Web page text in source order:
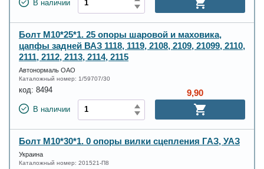
В наличии
Болт М10*25*1. 25 опоры шаровой и маховика,
цапфы задней ВАЗ 1118, 1119, 2108, 2109, 21099, 2110,
2111, 2112, 2113, 2114, 2115
Автонормаль ОАО
Каталожный номер: 1/59707/30
код: 8494
В наличии
9,90
Болт М10*30*1. 0 опоры вилки сцепления ГАЗ, УАЗ
Украина
Каталожный номер: 201521-П8